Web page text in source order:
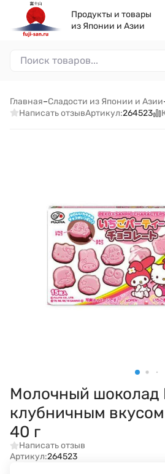
Продукты и товары
из Японии и Азии
Главная–Сладости из Японии и Азии
Написать отзывАртикул:264523
Молочный шоколад
клубничным
40 г
Написать отзыв
Артикул:264523